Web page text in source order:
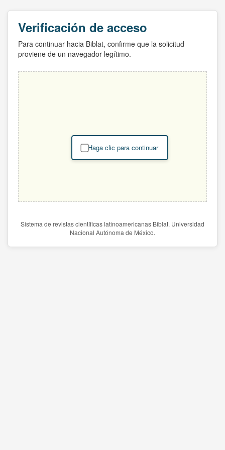
Verificación de acceso
Para continuar hacia Biblat, confirme que la solicitud
proviene de un navegador legítimo.
Haga clic para continuar
Sistema de revistas científicas latinoamericanas Biblat. Universidad
Nacional Autónoma de México.